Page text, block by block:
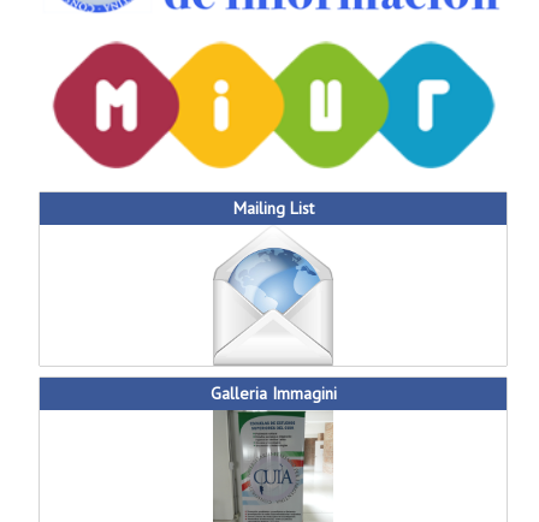
Mailing List
Galleria Immagini